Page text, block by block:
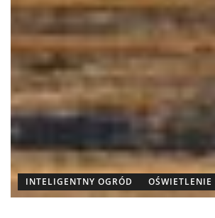
INTELIGENTNY OGRÓD OŚWIETLENIE